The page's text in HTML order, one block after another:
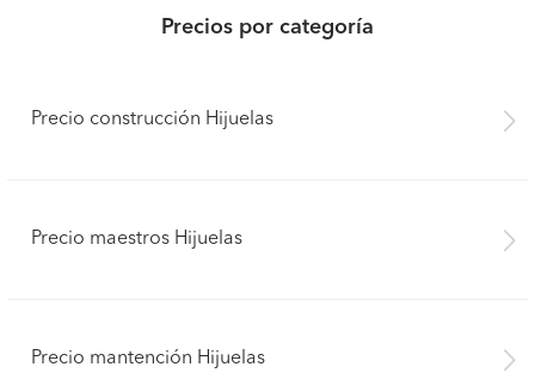
Precios por categoría
Precio construcción Hijuelas
Precio maestros Hijuelas
Precio mantención Hijuelas